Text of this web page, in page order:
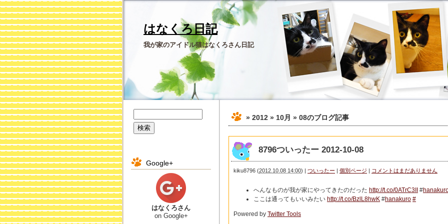
はなくろ日記
我が家のアイドル猫はなくろさん日記
» 2012 » 10月 » 08のブログ記事
8796ついったー 2012-10-08
kiku8796 (2012.10.08 14:00) | ついったー | 個別ページ | コメントはまだありません
へんなものが我が家にやってきたのだった http://t.co/0ATrC3II #
ここは通ってもいいみたい http://t.co/BzlL8hwK #hanakuro #
Powered by Twitter Tools
Google+
はなくろさん
on Google+